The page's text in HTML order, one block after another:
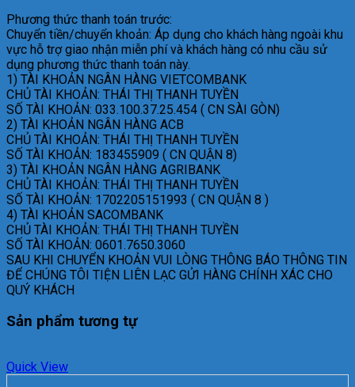
Phương thức thanh toán trước:
Chuyển tiền/chuyển khoản: Áp dụng cho khách hàng ngoài khu
vực hỗ trợ giao nhận miễn phí và khách hàng có nhu cầu sử
dụng phương thức thanh toán này.
1) TÀI KHOẢN NGÂN HÀNG VIETCOMBANK
CHỦ TÀI KHOẢN: THÁI THỊ THANH TUYỀN
SỐ TÀI KHOẢN: 033.100.37.25.454 ( CN SÀI GÒN)
2) TÀI KHOẢN NGÂN HÀNG ACB
CHỦ TÀI KHOẢN: THÁI THỊ THANH TUYỀN
SỐ TÀI KHOẢN: 183455909 ( CN QUẬN 8)
3) TÀI KHOẢN NGÂN HÀNG AGRIBANK
CHỦ TÀI KHOẢN: THÁI THỊ THANH TUYỀN
SỐ TÀI KHOẢN: 1702205151993 ( CN QUẬN 8 )
4) TÀI KHOẢN SACOMBANK
CHỦ TÀI KHOẢN: THÁI THỊ THANH TUYỀN
SỐ TÀI KHOẢN: 0601.7650.3060
SAU KHI CHUYỂN KHOẢN VUI LÒNG THÔNG BÁO THÔNG TIN
ĐỂ CHÚNG TÔI TIỆN LIÊN LẠC GỬI HÀNG CHÍNH XÁC CHO
QUÝ KHÁCH
Sản phẩm tương tự
Quick View